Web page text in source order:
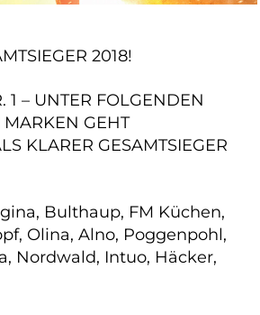
2018!
1 – UNTER FOLGENDEN
GEHT
KLARER GESAMTSIEGER
Bulthaup, FM Küchen,
Olina, Alno, Poggenpohl,
Nordwald, Intuo, Häcker,